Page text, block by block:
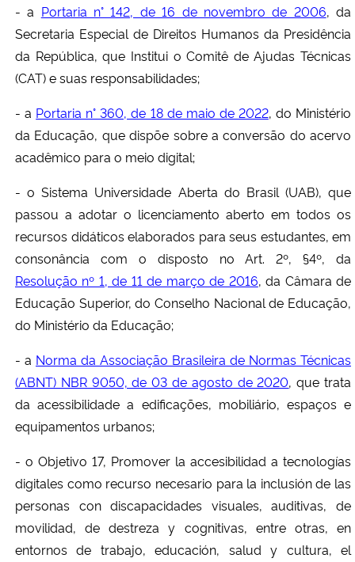
- a Portaria n° 142, de 16 de novembro de 2006, da
Secretaria Especial de Direitos Humanos da Presidência
da República, que Institui o Comitê de Ajudas Técnicas
(CAT) e suas responsabilidades;
- a Portaria n° 360, de 18 de maio de 2022, do Ministério
da Educação, que dispõe sobre a conversão do acervo
acadêmico para o meio digital;
- o Sistema Universidade Aberta do Brasil (UAB), que
passou a adotar o licenciamento aberto em todos os
recursos didáticos elaborados para seus estudantes, em
consonância com o disposto no Art. 2º, §4º, da
Resolução nº 1, de 11 de março de 2016, da Câmara de
Educação Superior, do Conselho Nacional de Educação,
do Ministério da Educação;
- a Norma da Associação Brasileira de Normas Técnicas
(ABNT) NBR 9050, de 03 de agosto de 2020, que trata
da acessibilidade a edificações, mobiliário, espaços e
equipamentos urbanos;
- o Objetivo 17, Promover la accesibilidad a tecnologías
digitales como recurso necesario para la inclusión de las
personas con discapacidades visuales, auditivas, de
movilidad, de destreza y cognitivas, entre otras, en
entornos de trabajo, educación, salud y cultura, el